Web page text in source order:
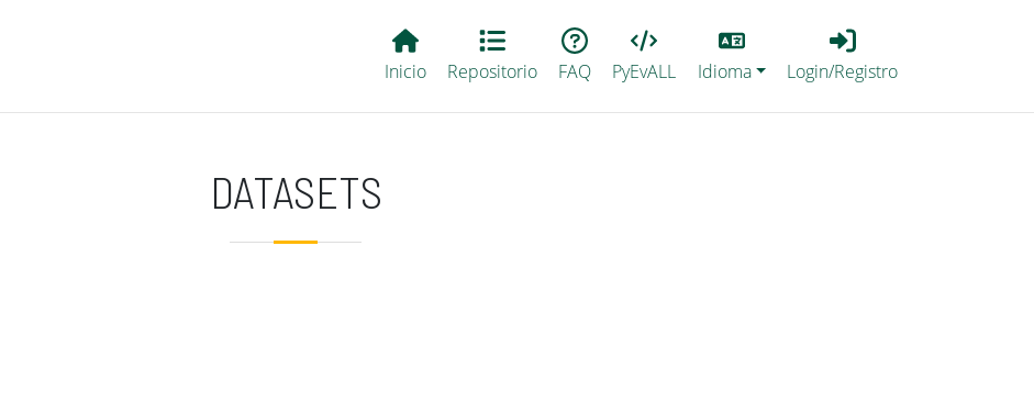
Main EvALL
Inicio Repositorio FAQ PyEvALL
Lang
Idioma
Login_Registro
Login/Registro
DATASETS